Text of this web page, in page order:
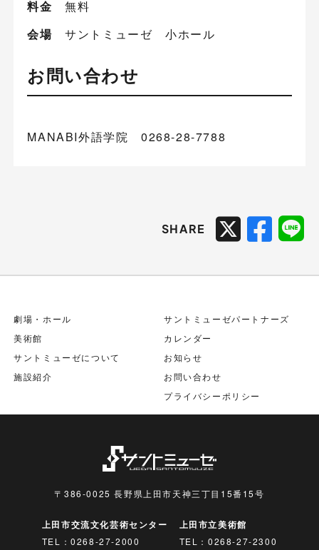
料金 無料
会場 サントミューゼ 小ホール
お問い合わせ
MANABI外語学院 0268-28-7788
SHARE
劇場・ホール
美術館
サントミューゼについて
施設紹介
サントミューゼパートナーズ
カレンダー
お知らせ
お問い合わせ
プライバシーポリシー
〒386-0025 長野県上田市天神三丁目15番15号
上田市交流文化芸術センター
TEL：0268-27-2000
上田市立美術館
TEL： 0268-27-2300